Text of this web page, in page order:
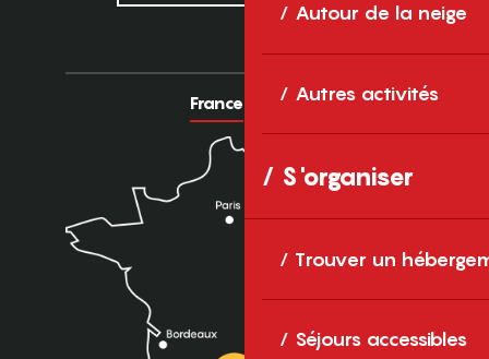
Autour de la neige
Autres activités
S'organiser
Trouver un
Séjours accessibles
France Europe